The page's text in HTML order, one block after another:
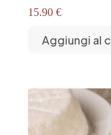
15.90 €
Aggiungi al